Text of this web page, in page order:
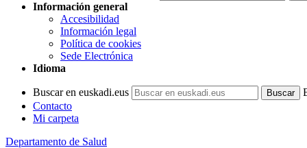
Información general
Accesibilidad
Información legal
Política de cookies
Sede Electrónica
Idioma
Buscar en euskadi.eus
Contacto
Mi carpeta
Departamento de Salud